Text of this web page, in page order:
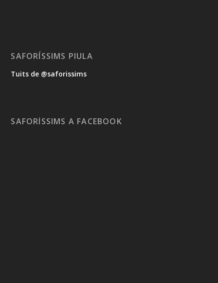
SAFORÍSSIMS PIULA
Tuits de @saforissims
SAFORÍSSIMS A FACEBOOK